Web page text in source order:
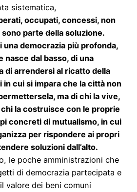
sistematica,
occupati, concessi, non
parte della soluzione.
una democrazia più profonda,
nasce dal basso, di una
di arrendersi al ricatto della
in cui si impara che la città non
ma di chi la vive,
chi la costruisce con le proprie
concreti di mutualismo, in cui
per rispondere ai propri
soluzioni dall’alto.
le poche amministrazioni che
di democrazia partecipata e
valore dei beni comuni